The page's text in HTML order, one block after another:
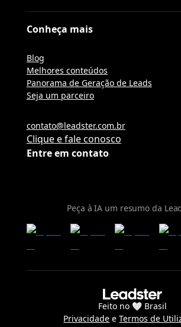
Conheça mais
Blog
Melhores conteúdos
Panorama de Geração de Leads
Seja um parceiro
Entre em contato
contato@leadster.com.br
Clique e fale conosco
Peça à IA um resumo da
Feito no 🤍 Brasil
Privacidade e Termos de